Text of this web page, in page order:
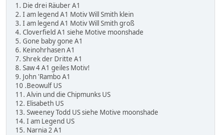
1. Die drei Räuber A1
2. I am legend A1 Motiv Will Smith klein
3. I am legend A1 Motiv Will Smith groß
4. Cloverfield A1 siehe Motive moonshade
5. Gone baby gone A1
6. Keinohrhasen A1
7. Shrek der Dritte A1
8. Saw 4 A1 geiles Motiv!
9. John 'Rambo A1
10 .Beowulf US
11. Alvin und die Chipmunks US
12. Elisabeth US
13. Sweeney Todd US siehe Motive moonshade
14. I am Legend US
15. Narnia 2 A1